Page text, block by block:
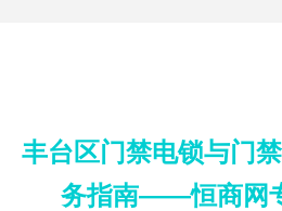
丰台区门禁电锁与门
务指南——恒商网